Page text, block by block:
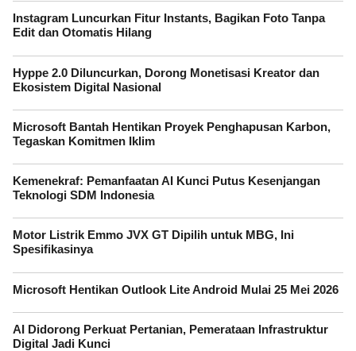
Instagram Luncurkan Fitur Instants, Bagikan Foto Tanpa
Edit dan Otomatis Hilang
Hyppe 2.0 Diluncurkan, Dorong Monetisasi Kreator dan
Ekosistem Digital Nasional
Microsoft Bantah Hentikan Proyek Penghapusan Karbon,
Tegaskan Komitmen Iklim
Kemenekraf: Pemanfaatan AI Kunci Putus Kesenjangan
Teknologi SDM Indonesia
Motor Listrik Emmo JVX GT Dipilih untuk MBG, Ini
Spesifikasinya
Microsoft Hentikan Outlook Lite Android Mulai 25 Mei 2026
AI Didorong Perkuat Pertanian, Pemerataan Infrastruktur
Digital Jadi Kunci